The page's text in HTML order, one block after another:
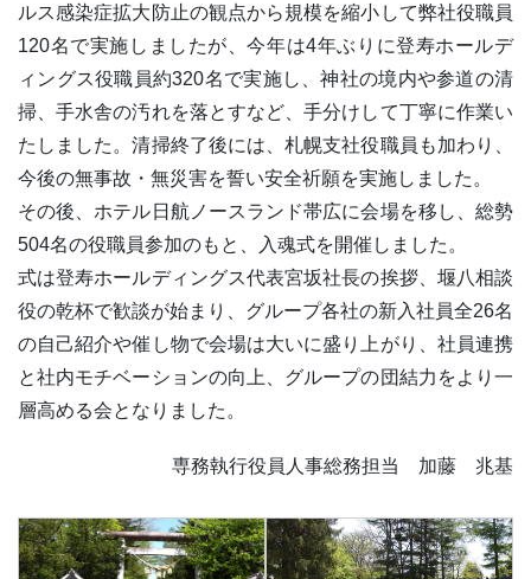
ルス感染症拡大防止の観点から規模を縮小して弊社役職員
120名で実施しましたが、今年は4年ぶりに登寿ホールデ
ィングス役職員約320名で実施し、神社の境内や参道の清
掃、手水舎の汚れを落とすなど、手分けして丁寧に作業い
たしました。清掃終了後には、札幌支社役職員も加わり、
今後の無事故・無災害を誓い安全祈願を実施しました。
その後、ホテル日航ノースランド帯広に会場を移し、総勢
504名の役職員参加のもと、入魂式を開催しました。
式は登寿ホールディングス代表宮坂社長の挨拶、堰八相談
役の乾杯で歓談が始まり、グループ各社の新入社員全26名
の自己紹介や催し物で会場は大いに盛り上がり、社員連携
と社内モチベーションの向上、グループの団結力をより一
層高める会となりました。
専務執行役員人事総務担当 加藤 兆基